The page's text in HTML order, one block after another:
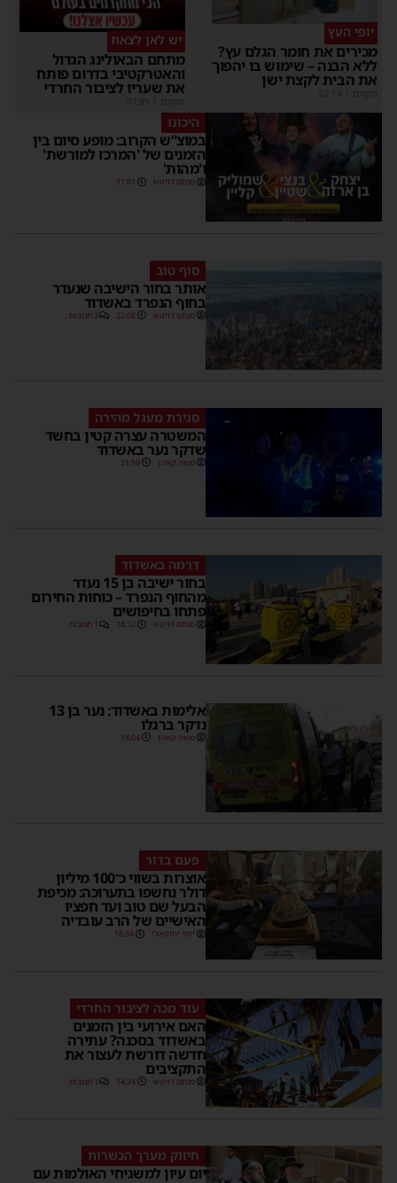
יופי העץ
מכירים את חומר הגלם עץ?
ללא הבנה – שימוש בו יהפוך
את הבית לקצת ישן
מקודם
יש לאן לצאת
מתחם הבאולינג הגדול
והאטרקטיבי בדרום פותח
את שעריו לציבור החרדי
מקודם
היכונו
במוצ”ש הקרוב: מופע סיום בין
הזמנים של 'המרכז למורשת'
ו'מהות'
מנחם דויטש 11:01
סוף טוב
אותר בחור הישיבה שנעדר
בחוף הנפרד באשדוד
מנחם דויטש 22:08 3 תגובות
סגירת מעגל מהירה
המשטרה עצרה קטין בחשד
שדקר נער באשדוד
משה קאהן 21:59
דרמה באשדוד
בחור ישיבה בן 15 נעדר
מהחוף הנפרד – כוחות החירום
פתחו בחיפושים
מנחם דויטש 18:32 1 תגובות
אלימות באשדוד: נער בן 13
נדקר ברגלו
משה קאהן 18:04
פעם בדור
אוצרות בשווי כ־100 מיליון
דולר נחשפו בתערוכה: מכיפת
הבעל שם טוב ועד חפציו
האישיים של הרב עובדיה
יוסי יחזקאלי 16:34
עוד מכה לציבור החרדי
האם אירועי בין הזמנים
באשדוד בסכנה? עתירה
חדשה דורשת לעצור את
התקציבים
מנחם דויטש 14:24 1 תגובות
חיזוק מערך הכשרות
יום עיון למשגיחי האולמות עם